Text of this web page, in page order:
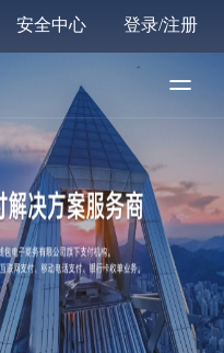
安全中心 登录/注册